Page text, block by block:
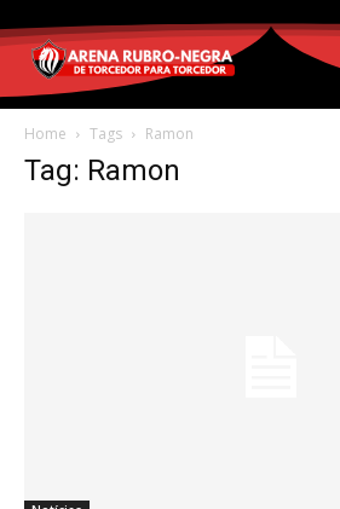
Home Tags Ramon
Tag: Ramon